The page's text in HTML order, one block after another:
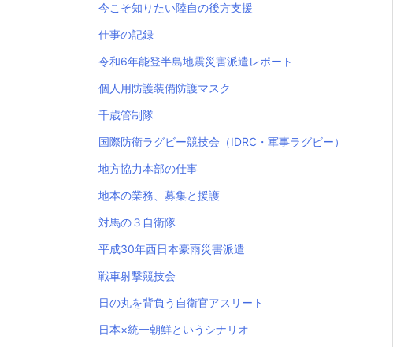
今こそ知りたい陸自の後方支援
仕事の記録
令和6年能登半島地震災害派遣レポート
個人用防護装備防護マスク
千歳管制隊
国際防衛ラグビー競技会（IDRC・軍事ラグビー）
地方協力本部の仕事
地本の業務、募集と援護
対馬の３自衛隊
平成30年西日本豪雨災害派遣
戦車射撃競技会
日の丸を背負う自衛官アスリート
日本×統一朝鮮というシナリオ